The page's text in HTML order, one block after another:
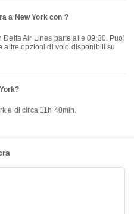
a New York con ?
altre opzioni di volo disponibili su
è di circa 11h 40min.